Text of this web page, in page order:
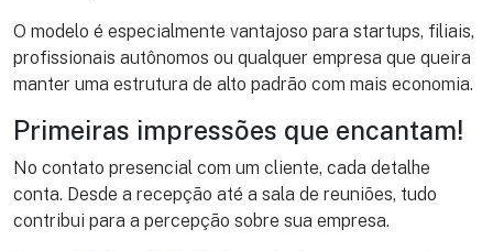
O modelo é especialmente vantajoso para startups, filiais,
profissionais autônomos ou qualquer empresa que queira
manter uma estrutura de alto padrão com mais economia.
Primeiras impressões que encantam!
No contato presencial com um cliente, cada detalhe
conta. Desde a recepção até a sala de reuniões, tudo
contribui para a percepção sobre sua empresa.